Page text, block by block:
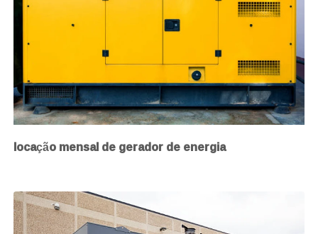
locação mensal de gerador de energia